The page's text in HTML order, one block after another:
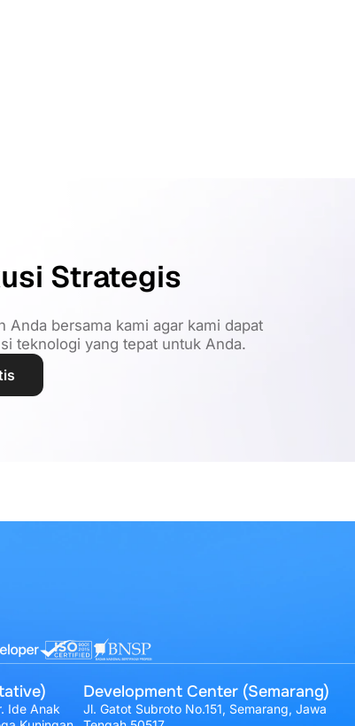
Strategis
Anda bersama kami agar kami dapat
teknologi yang tepat untuk Anda.
Ide Anak
Development Center (Semarang)
Jl. Gatot Subroto No.151, Semarang, Jawa